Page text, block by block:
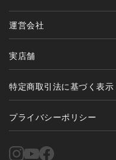
運営会社
実店舗
特定商取引法に基づく表示
プライバシーポリシー